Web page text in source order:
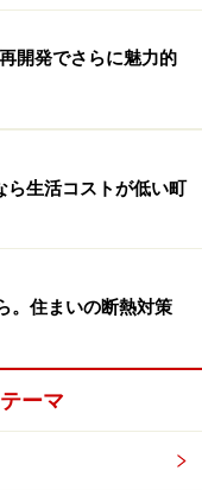
中で出入りした人や
り、みんな熱心に聞
入れていますが、
られ、22世紀まで
いたいものです。
気に合わせて白黒に
開発でさらに魅力的
ら生活コストが低い町
。住まいの断熱対策
ーマ